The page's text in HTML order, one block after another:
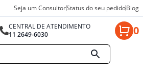
Seja um ConsultorStatus do seu pedidoBlog
CENTRAL DE ATENDIMENTO
11 2649-6030
0